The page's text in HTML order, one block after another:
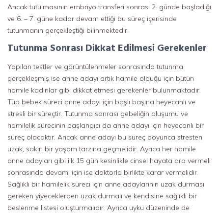
Ancak tutulmasının embriyo transferi sonrası 2. günde başladığı
ve 6. – 7. güne kadar devam ettiği bu süreç içerisinde
tutunmanın gerçekleştiği bilinmektedir.
Tutunma Sonrası Dikkat Edilmesi Gerekenler
Yapılan testler ve görüntülenmeler sonrasında tutunma
gerçekleşmiş ise anne adayı artık hamile olduğu için bütün
hamile kadınlar gibi dikkat etmesi gerekenler bulunmaktadır.
Tüp bebek süreci anne adayı için başlı başına heyecanlı ve
stresli bir süreçtir. Tutunma sonrası gebeliğin oluşumu ve
hamilelik sürecinin başlangıcı da anne adayı için heyecanlı bir
süreç olacaktır. Ancak anne adayı bu süreç boyunca stresten
uzak, sakin bir yaşam tarzına geçmelidir. Ayrıca her hamile
anne adayları gibi ilk 15 gün kesinlikle cinsel hayata ara vermeli
sonrasında devamı için ise doktorla birlikte karar vermelidir.
Sağlıklı bir hamilelik süreci için anne adaylarının uzak durması
gereken yiyeceklerden uzak durmalı ve kendisine sağlıklı bir
beslenme listesi oluşturmalıdır. Ayrıca uyku düzeninde de